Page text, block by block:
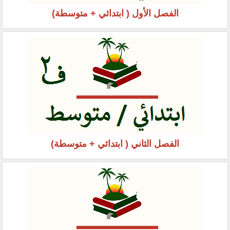
الفصل الأول ( ابتدائي + متوسطة)
الفصل الثاني ( ابتدائي + متوسطة)